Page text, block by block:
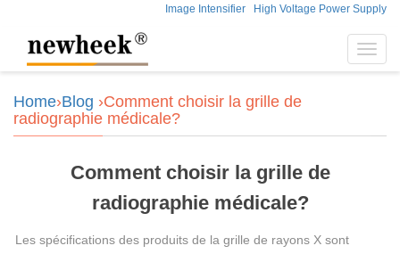
Image Intensifier High Voltage Power Supply
Home›Blog ›Comment choisir la grille de
radiographie médicale?
Comment choisir la grille de
radiographie médicale?
Les spécifications des produits de la grille de rayons X sont